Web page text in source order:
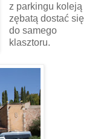
z parkingu koleją
zębatą dostać się
do samego
klasztoru.